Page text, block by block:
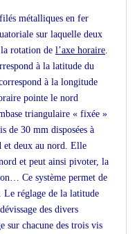
métalliques en fer
sur laquelle deux
rotation de l’axe horaire.
à la latitude du
à la longitude
pointe le nord
triangulaire « fixée »
de 30 mm disposées à
et deux au nord. Elle
et peut ainsi pivoter, la
Ce système permet de
réglage de la latitude
des divers
sur chacune des trois vis